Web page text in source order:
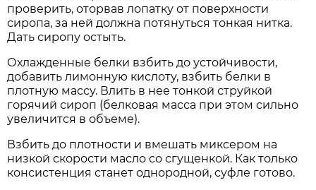
проверить, оторвав лопатку от поверхности
сиропа, за ней должна потянуться тонкая нитка.
Дать сиропу остыть.
Охлажденные белки взбить до устойчивости,
добавить лимонную кислоту, взбить белки в
плотную массу. Влить в нее тонкой струйкой
горячий сироп (белковая масса при этом сильно
увеличится в объеме).
Взбить до плотности и вмешать миксером на
низкой скорости масло со сгущенкой. Как только
консистенция станет однородной, суфле готово.